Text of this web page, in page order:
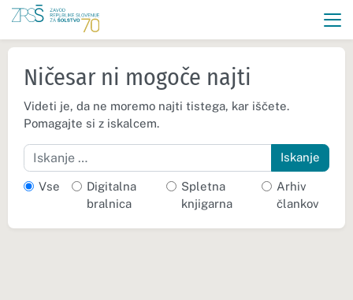
Ničesar ni mogoče najti
Videti je, da ne moremo najti tistega, kar iščete.
Pomagajte si z iskalcem.
Iskanje
Vse
Digitalna
bralnica
Spletna
knjigarna
Arhiv
člankov